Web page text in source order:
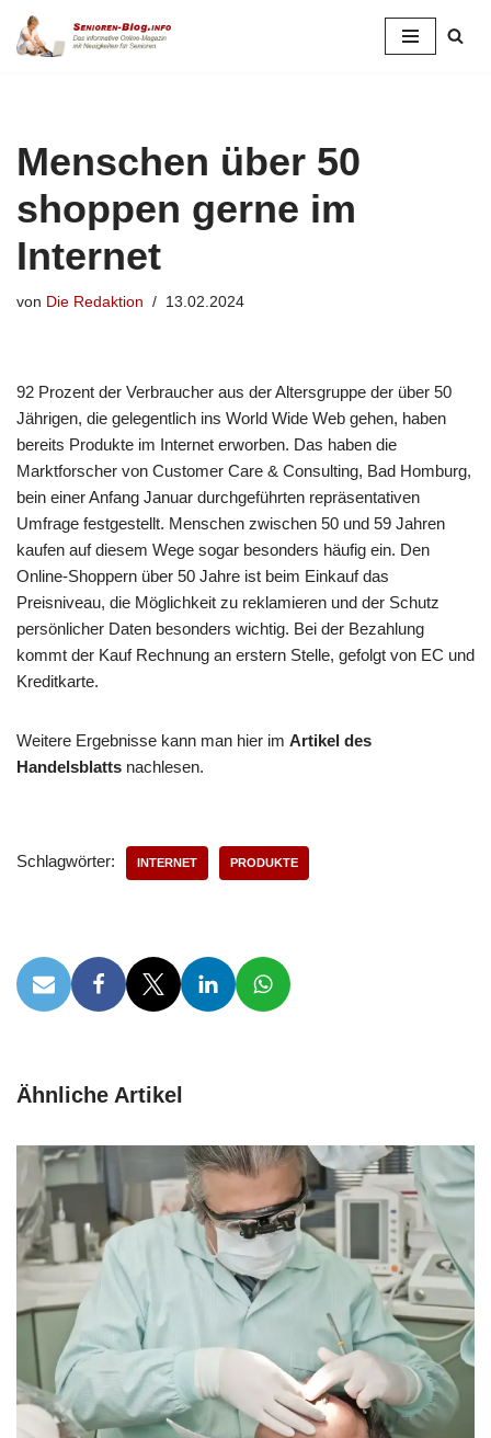
Zum
Menschen über 50
shoppen gerne im
Internet
von Die Redaktion 13.02.2024
92 Prozent der Verbraucher aus der Altersgruppe der über 50
Jährigen, die gelegentlich ins World Wide Web gehen, haben
bereits Produkte im Internet erworben. Das haben die
Marktforscher von Customer Care & Consulting, Bad Homburg,
bein einer Anfang Januar durchgeführten repräsentativen
Umfrage festgestellt. Menschen zwischen 50 und 59 Jahren
kaufen auf diesem Wege sogar besonders häufig ein. Den
Online-Shoppern über 50 Jahre ist beim Einkauf das
Preisniveau, die Möglichkeit zu reklamieren und der Schutz
persönlicher Daten besonders wichtig. Bei der Bezahlung
kommt der Kauf Rechnung an erstern Stelle, gefolgt von EC und
Kreditkarte.
Weitere Ergebnisse kann man hier im Artikel des
Handelsblatts nachlesen.
Schlagwörter: INTERNET PRODUKTE
Ähnliche Artikel